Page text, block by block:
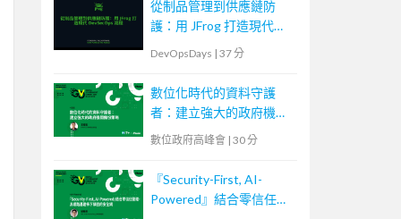
從制品管理到供應鏈防
護：用 JFrog 打造現代
DevSecOps 流程
DevOpsDays | 37 分
數位化時代的資料守護
者：建立強大的政府機關
備份策略
數位政府高峰會 | 30 分
『Security-First, AI-
Powered』結合零信任管